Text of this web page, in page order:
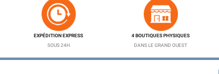
EXPÉDITION EXPRESS
SOUS 24H
4 BOUTIQUES PHYSIQUES
DANS LE GRAND OUEST